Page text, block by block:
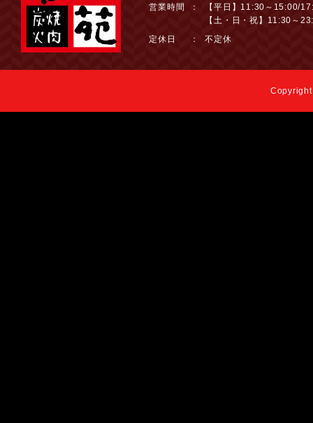
営業時間
：
【平日】11:30～15:00/
【土・日・祝】11:30～
定休日
： 不定休